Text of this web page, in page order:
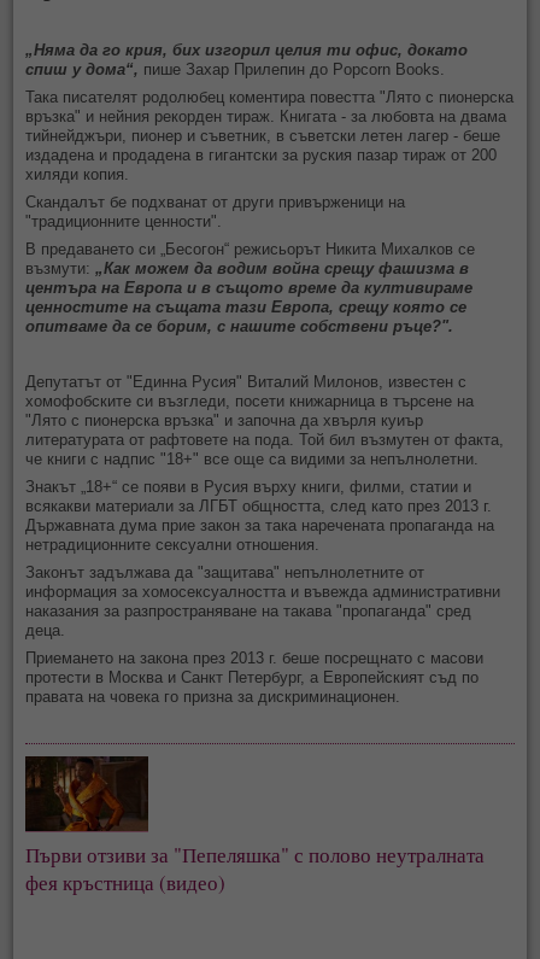
„Няма да го крия, бих изгорил целия ти офис, докато
спиш у дома“, пише Захар Прилепин до Popcorn Books.
Така писателят родолюбец коментира повестта "Лято с пионерска
връзка" и нейния рекорден тираж. Книгата - за любовта на двама
тийнейджъри, пионер и съветник, в съветски летен лагер - беше
издадена и продадена в гигантски за руския пазар тираж от 200
хиляди копия.
Скандалът бе подхванат от други привърженици на
"традиционните ценности".
В предаването си „Бесогон“ режисьорът Никита Михалков се
възмути:„Как можем да водим война срещу фашизма в
центъра на Европа и в същото време да култивираме
ценностите на същата тази Европа, срещу която се
опитваме да се борим, с нашите собствени ръце?".
Депутатът от "Единна Русия" Виталий Милонов, известен с
хомофобските си възгледи, посети книжарница в търсене на
"Лято с пионерска връзка" и започна да хвърля куиър
литературата от рафтовете на пода. Той бил възмутен от факта,
че книги с надпис "18+" все още са видими за непълнолетни.
Знакът „18+“ се появи в Русия върху книги, филми, статии и
всякакви материали за ЛГБТ общността, след като през 2013 г.
Държавната дума прие закон за така наречената пропаганда на
нетрадиционните сексуални отношения.
Законът задължава да "защитава" непълнолетните от
информация за хомосексуалността и въвежда административни
наказания за разпространяване на такава "пропаганда" сред
деца.
Приемането на закона през 2013 г. беше посрещнато с масови
протести в Москва и Санкт Петербург, а Европейският съд по
правата на човека го призна за дискриминационен.
Първи отзиви за "Пепеляшка" с полово неутралната
фея кръстница (видео)